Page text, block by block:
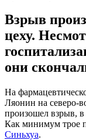
Взрыв
цеху.
они
На
Ляонин на северо-
произошел взрыв, в
Как минимум трое
Синьхуа.